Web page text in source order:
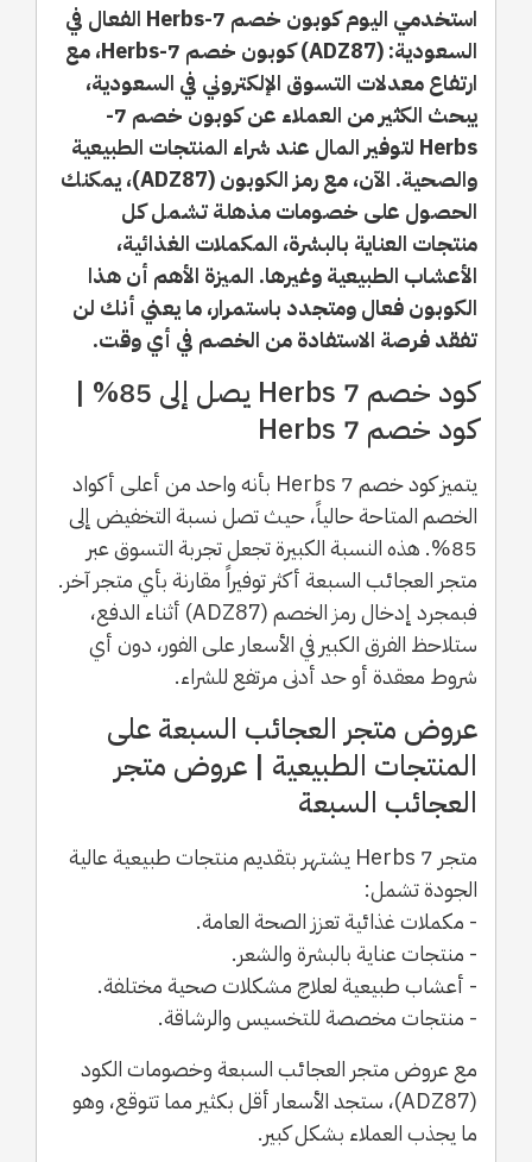
استخدمي اليوم كوبون خصم 7-Herbs الفعال في
السعودية: (ADZ87) كوبون خصم 7-Herbs، مع
ارتفاع معدلات التسوق الإلكتروني في السعودية،
يبحث الكثير من العملاء عن كوبون خصم 7-
Herbs لتوفير المال عند شراء المنتجات الطبيعية
والصحية. الآن، مع رمز الكوبون (ADZ87)، يمكنك
الحصول على خصومات مذهلة تشمل كل
منتجات العناية بالبشرة، المكملات الغذائية،
الأعشاب الطبيعية وغيرها. الميزة الأهم أن هذا
الكوبون فعال ومتجدد باستمرار، ما يعني أنك لن
تفقد فرصة الاستفادة من الخصم في أي وقت.
كود خصم 7 Herbs يصل إلى 85% |
كود خصم 7 Herbs
يتميز كود خصم 7 Herbs بأنه واحد من أعلى أكواد
الخصم المتاحة حالياً، حيث تصل نسبة التخفيض إلى
85%. هذه النسبة الكبيرة تجعل تجربة التسوق عبر
متجر العجائب السبعة أكثر توفيراً مقارنة بأي متجر آخر.
فبمجرد إدخال رمز الخصم (ADZ87) أثناء الدفع،
ستلاحظ الفرق الكبير في الأسعار على الفور، دون أي
شروط معقدة أو حد أدنى مرتفع للشراء.
عروض متجر العجائب السبعة على
المنتجات الطبيعية | عروض متجر
العجائب السبعة
متجر 7 Herbs يشتهر بتقديم منتجات طبيعية عالية
الجودة تشمل:
- مكملات غذائية تعزز الصحة العامة.
- منتجات عناية بالبشرة والشعر.
- أعشاب طبيعية لعلاج مشكلات صحية مختلفة.
- منتجات مخصصة للتخسيس والرشاقة.
مع عروض متجر العجائب السبعة وخصومات الكود
(ADZ87)، ستجد الأسعار أقل بكثير مما تتوقع، وهو
ما يجذب العملاء بشكل كبير.